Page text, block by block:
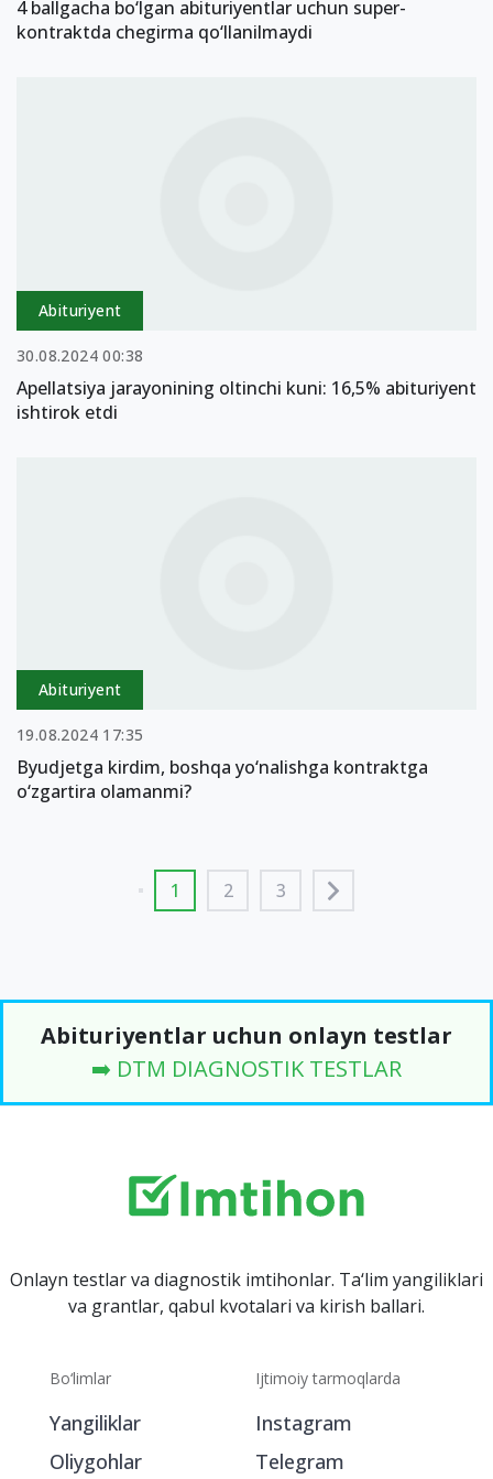
4 ballgacha bo‘lgan abituriyentlar uchun super-
kontraktda chegirma qo‘llanilmaydi
Abituriyent
30.08.2024 00:38
Apellatsiya jarayonining oltinchi kuni: 16,5% abituriyent
ishtirok etdi
Abituriyent
19.08.2024 17:35
Byudjetga kirdim, boshqa yo‘nalishga kontraktga
o‘zgartira olamanmi?
1 2 3
Abituriyentlar uchun onlayn testlar
➡️ DTM DIAGNOSTIK TESTLAR
Onlayn testlar va diagnostik imtihonlar. Ta‘lim yangiliklari
va grantlar, qabul kvotalari va kirish ballari.
Bo‘limlar
Yangiliklar
Oliygohlar
Ijtimoiy tarmoqlarda
Instagram
Telegram